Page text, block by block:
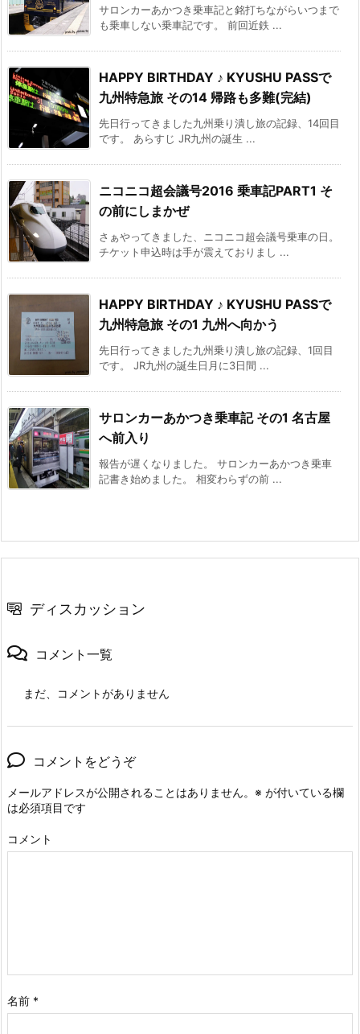
サロンカーあかつき乗車記と銘打ちながらいつまで
も乗車しない乗車記です。 前回近鉄 ...
HAPPY BIRTHDAY ♪ KYUSHU PASSで
九州特急旅 その14 帰路も多難(完結)
先日行ってきました九州乗り潰し旅の記録、14回目
です。 あらすじ JR九州の誕生 ...
ニコニコ超会議号2016 乗車記PART1 そ
の前にしまかぜ
さぁやってきました、ニコニコ超会議号乗車の日。
チケット申込時は手が震えておりまし ...
HAPPY BIRTHDAY ♪ KYUSHU PASSで
九州特急旅 その1 九州へ向かう
先日行ってきました九州乗り潰し旅の記録、1回目
です。 JR九州の誕生日月に3日間 ...
サロンカーあかつき乗車記 その1 名古屋
へ前入り
報告が遅くなりました。 サロンカーあかつき乗車
記書き始めました。 相変わらずの前 ...
ディスカッション
コメント一覧
まだ、コメントがありません
コメントをどうぞ
メールアドレスが公開されることはありません。 ※ が付いている欄
は必須項目です
コメント
名前 *